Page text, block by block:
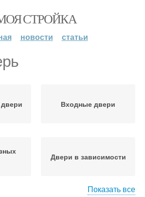
СТРОЙКА
новости статьи
Входные двери
Двери в зависимости
Показать все